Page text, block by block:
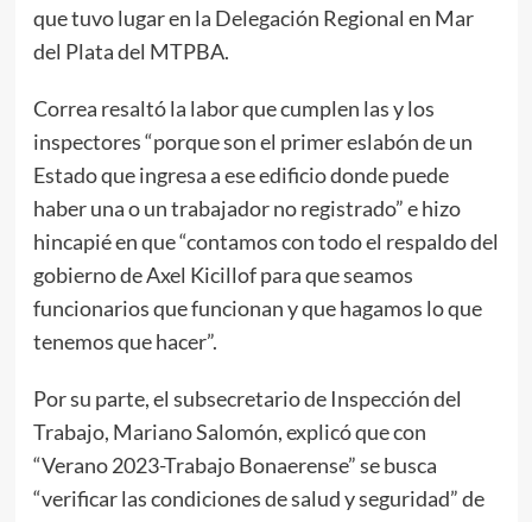
que tuvo lugar en la Delegación Regional en Mar
del Plata del MTPBA.
Correa resaltó la labor que cumplen las y los
inspectores “porque son el primer eslabón de un
Estado que ingresa a ese edificio donde puede
haber una o un trabajador no registrado” e hizo
hincapié en que “contamos con todo el respaldo del
gobierno de Axel Kicillof para que seamos
funcionarios que funcionan y que hagamos lo que
tenemos que hacer”.
Por su parte, el subsecretario de Inspección del
Trabajo, Mariano Salomón, explicó que con
“Verano 2023-Trabajo Bonaerense” se busca
“verificar las condiciones de salud y seguridad” de